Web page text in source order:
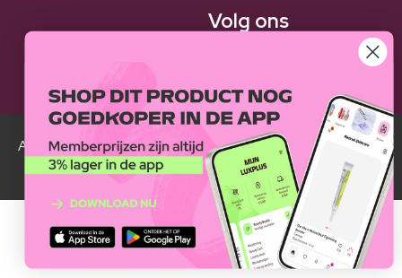
Volg ons
Alle Luxplus ledenprijzen zijn weergegeven in vergelijking
met de normale prijzen.